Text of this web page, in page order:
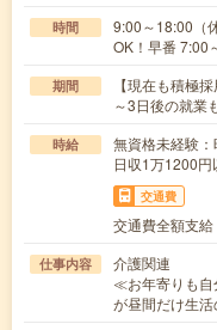
時間
9:00～18:00（
OK！早番 7:00
期間
【現在も積極
～3日後の就業
時給
無資格未経験
日収1万1200円
交通費
交通費全額支給
仕事内容
介護関連
≪お年寄りも自
が昼間だけ生